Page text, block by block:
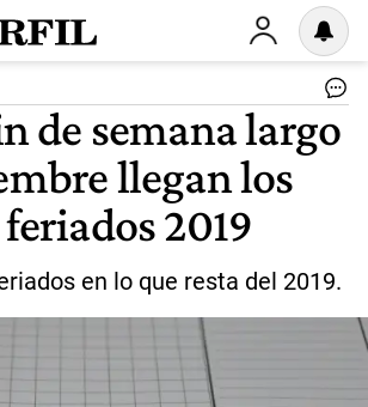
de semana largo
llegan los
2019
en lo que resta del 2019.